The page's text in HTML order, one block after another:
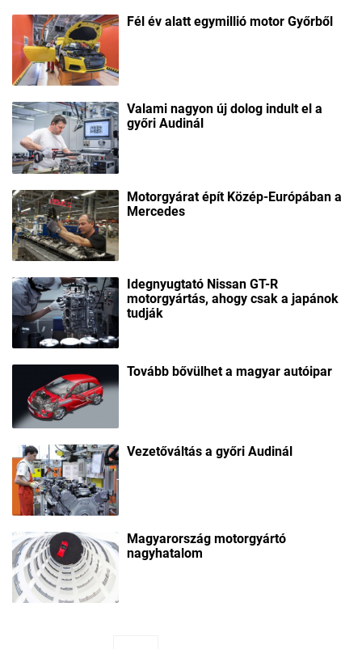
Fél év alatt egymillió motor Győrből
Valami nagyon új dolog indult el a
győri Audinál
Motorgyárat épít Közép-Európában a
Mercedes
Idegnyugtató Nissan GT-R
motorgyártás, ahogy csak a japánok
tudják
Tovább bővülhet a magyar autóipar
Vezetőváltás a győri Audinál
Magyarország motorgyártó
nagyhatalom